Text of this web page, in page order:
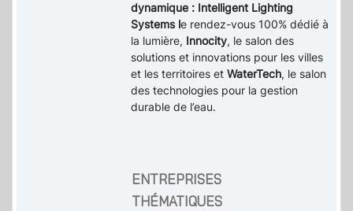
dynamique : Intelligent Lighting
Systems le rendez-vous 100% dédié à
la lumière, Innocity, le salon des
solutions et innovations pour les villes
et les territoires etWaterTech, le salon
des technologies pour la gestion
durable de l’eau.
ENTREPRISES
THÉMATIQUES